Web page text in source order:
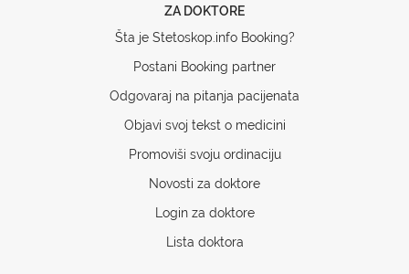
ZA DOKTORE
Šta je Stetoskop.info Booking?
Postani Booking partner
Odgovaraj na pitanja pacijenata
Objavi svoj tekst o medicini
Promoviši svoju ordinaciju
Novosti za doktore
Login za doktore
Lista doktora